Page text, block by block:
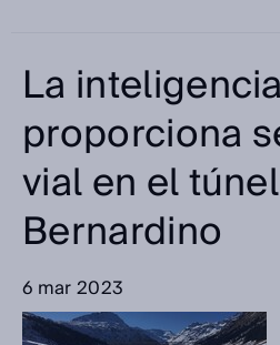
La
proporciona
vial en el
Bernardino
6 mar 2023